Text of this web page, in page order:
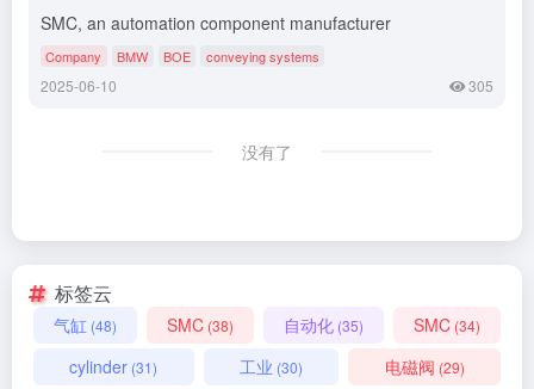
SMC, an automation component manufacturer
Company BMW BOE conveying systems
2025-06-10 305
没有了
标签云
气缸 (48) SMC (38) 自动化 (35) SMC (34)
cylinder (31) 工业 (30) 电磁阀 (29)